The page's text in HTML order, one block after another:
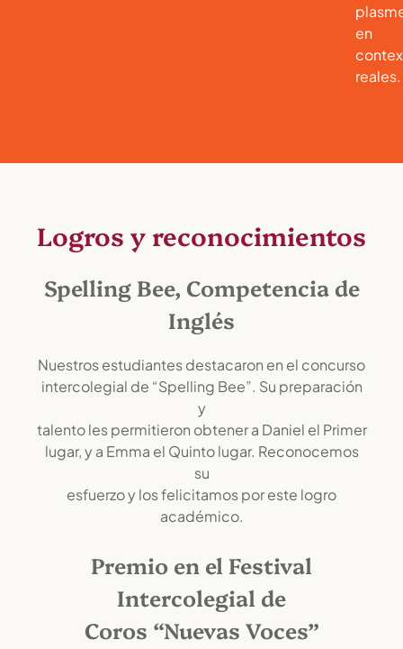
en
reales.
Logros y reconocimientos
Spelling Bee, Competencia de
Inglés
Nuestros estudiantes destacaron en el concurso
intercolegial de “Spelling Bee”. Su preparación
y
talento les permitieron obtener a Daniel el Primer
lugar, y a Emma el Quinto lugar. Reconocemos
su
esfuerzo y los felicitamos por este logro
académico.
Premio en el Festival
Intercolegial de
Coros “Nuevas Voces”